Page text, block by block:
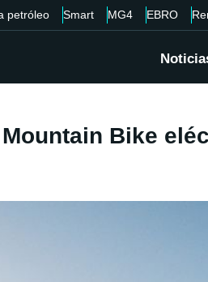
petróleo Smart MG4 EBRO
Bike